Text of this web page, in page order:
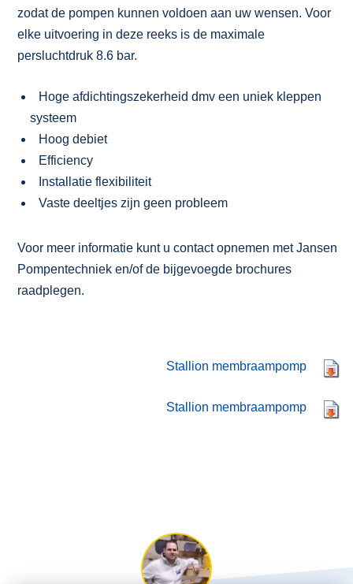
zodat de pompen kunnen voldoen aan uw wensen. Voor
elke uitvoering in deze reeks is de maximale
persluchtdruk 8.6 bar.
Hoge afdichtingszekerheid dmv een uniek kleppen
systeem
Hoog debiet
Efficiency
Installatie flexibiliteit
Vaste deeltjes zijn geen probleem
Voor meer informatie kunt u contact opnemen met Jansen
Pompentechniek en/of de bijgevoegde brochures
raadplegen.
Stallion membraampomp
Stallion membraampomp